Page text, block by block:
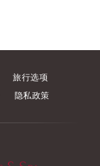
旅行选项
隐私政策